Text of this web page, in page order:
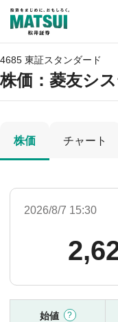
4685 東証スタンダード
株価 ：菱友シ
株価 チャート
2026/8/7 15:30
始値